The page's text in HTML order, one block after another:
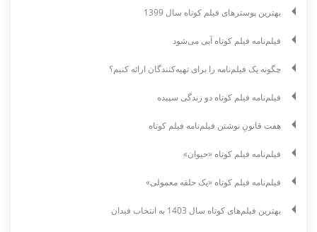
بهترین پوسترهای فیلم کوتاه سال 1399
فیلم‌نامه فیلم کوتاه آبی می‌شود
چگونه یک فیلم‌نامه را برای تهیه‌کنندگان ارائه کنیم؟
فیلم‌نامه فیلم کوتاه دو زندگی سپیده
هفت قانونِ نوشتن فیلم‌نامه فیلم کوتاه
فیلم‌نامه فیلم کوتاه «حیوان»
فیلم‌نامه فیلم کوتاه «یک حلقه معمولی»
بهترین فیلم‌های کوتاه سال 1403 به انتخاب فیدان